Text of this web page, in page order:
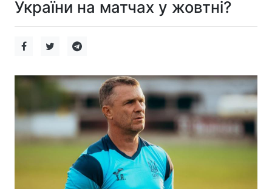
України на матчах у жовтні?